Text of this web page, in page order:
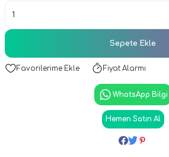
Sepete Ekle
Fiyat Alarmı
WhatsApp Bilgi
Hemen Satın Al